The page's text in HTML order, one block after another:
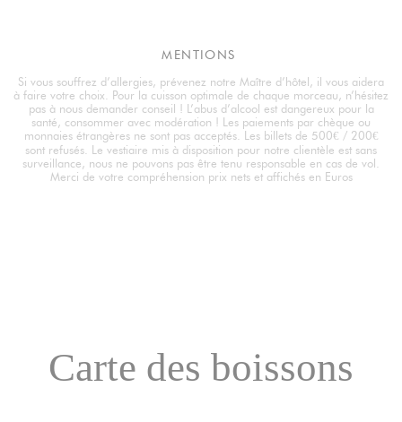
MENTIONS
Si vous souffrez d’allergies, prévenez notre Maître d’hôtel, il vous aidera
à faire votre choix. Pour la cuisson optimale de chaque morceau, n’hésitez
pas à nous demander conseil ! L’abus d’alcool est dangereux pour la
santé, consommer avec modération ! Les paiements par chèque ou
monnaies étrangères ne sont pas acceptés. Les billets de 500€ / 200€
sont refusés. Le vestiaire mis à disposition pour notre clientèle est sans
surveillance, nous ne pouvons pas être tenu responsable en cas de vol.
Merci de votre compréhension prix nets et affichés en Euros
Carte des boissons